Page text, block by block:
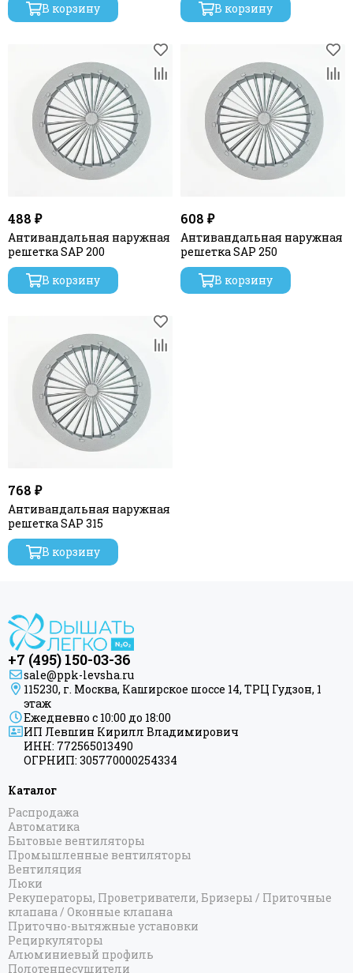
В корзину
В корзину
488 ₽
Антивандальная наружная
решетка SAP 200
В корзину
608 ₽
Антивандальная наружная
решетка SAP 250
В корзину
768 ₽
Антивандальная наружная
решетка SAP 315
В корзину
+7 (495) 150-03-36
sale@ppk-levsha.ru
115230, г. Москва, Каширское шоссе 14, ТРЦ Гудзон, 1
этаж
Ежедневно с 10:00 до 18:00
ИП Левшин Кирилл Владимирович
ИНН: 772565013490
ОГРНИП: 305770000254334
Каталог
Распродажа
Автоматика
Бытовые вентиляторы
Промышленные вентиляторы
Вентиляция
Люки
Рекуператоры, Проветриватели, Бризеры / Приточные
клапана / Оконные клапана
Приточно-вытяжные установки
Рециркуляторы
Алюминиевый профиль
Полотенцесушители